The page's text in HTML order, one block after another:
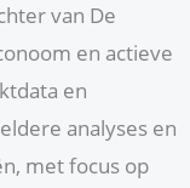
van De
en actieve
en
analyses en
met focus op